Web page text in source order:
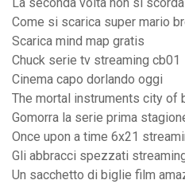
La seconda volta non si
Come si scarica super mario
Scarica mind map gratis
Chuck serie tv streaming cb01
Cinema capo dorlando oggi
The mortal instruments city of
Gomorra la serie prima
Once upon a time 6x21
Gli abbracci spezzati
Un sacchetto di biglie film